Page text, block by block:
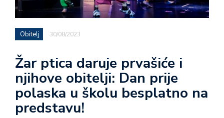
Obitelj 30/08/2023
Žar ptica daruje prvašiće i
njihove obitelji: Dan prije
polaska u školu besplatno na
predstavu!